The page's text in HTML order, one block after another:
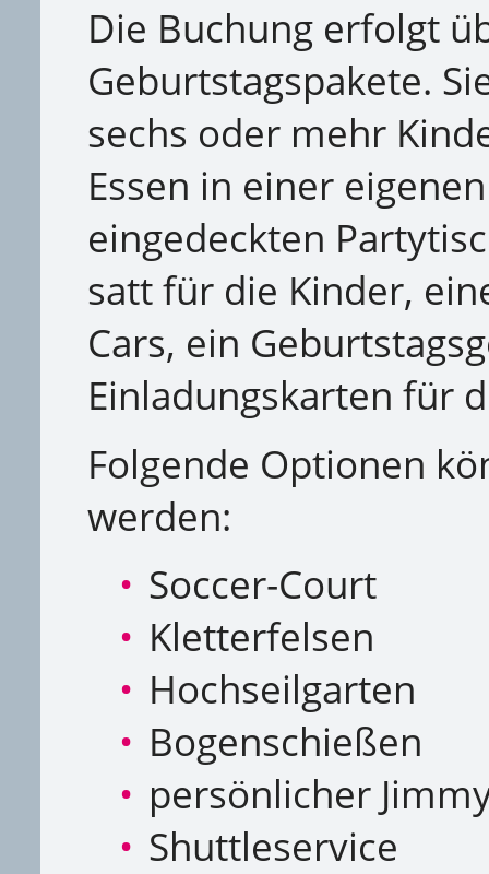
Die Buchung erfolgt
Geburtstagspakete.
sechs oder mehr
Essen in einer
eingedeckten
satt für die Kinder,
Cars, ein
Einladungskarten für
Folgende Optionen
werden:
Soccer-Court
Kletterfelsen
Hochseilgarten
Bogenschießen
persönlicher
Shuttleservice